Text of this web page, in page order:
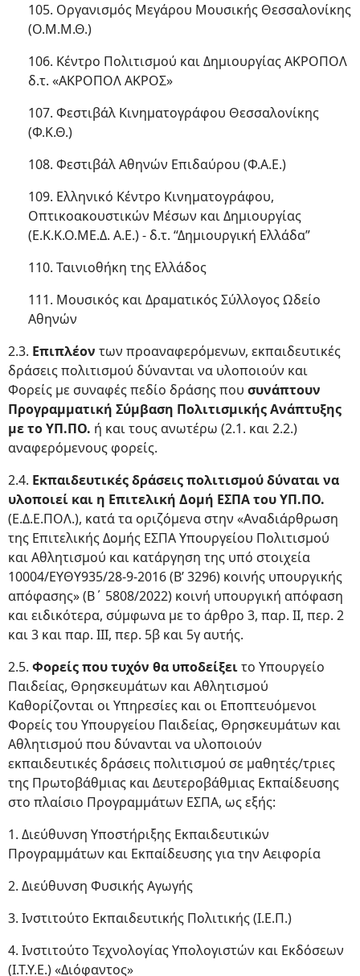
105. Οργανισμός Μεγάρου Μουσικής Θεσσαλονίκης
(Ο.Μ.Μ.Θ.)
106. Κέντρο Πολιτισμού και Δημιουργίας ΑΚΡΟΠΟΛ
δ.τ. «ΑΚΡΟΠΟΛ ΑΚΡΟΣ»
107. Φεστιβάλ Κινηματογράφου Θεσσαλονίκης
(Φ.Κ.Θ.)
108. Φεστιβάλ Αθηνών Επιδαύρου (Φ.Α.Ε.)
109. Ελληνικό Κέντρο Κινηματογράφου,
Οπτικοακουστικών Μέσων και Δημιουργίας
(Ε.Κ.Κ.Ο.ΜΕ.Δ. Α.Ε.) - δ.τ. “Δημιουργική Ελλάδα”
110. Ταινιοθήκη της Ελλάδος
111. Μουσικός και Δραματικός Σύλλογος Ωδείο
Αθηνών
2.3. Επιπλέον των προαναφερόμενων, εκπαιδευτικές
δράσεις πολιτισμού δύνανται να υλοποιούν και
Φορείς με συναφές πεδίο δράσης που συνάπτουν
Προγραμματική Σύμβαση Πολιτισμικής Ανάπτυξης
με το ΥΠ.ΠΟ. ή και τους ανωτέρω (2.1. και 2.2.)
αναφερόμενους φορείς.
2.4. Εκπαιδευτικές δράσεις πολιτισμού δύναται να
υλοποιεί και η Επιτελική Δομή ΕΣΠΑ του ΥΠ.ΠΟ.
(Ε.Δ.Ε.ΠΟΛ.), κατά τα οριζόμενα στην «Αναδιάρθρωση
της Επιτελικής Δομής ΕΣΠΑ Υπουργείου Πολιτισμού
και Αθλητισμού και κατάργηση της υπό στοιχεία
10004/ΕΥΘΥ935/28-9-2016 (Β’ 3296) κοινής υπουργικής
απόφασης» (Β΄ 5808/2022) κοινή υπουργική απόφαση
και ειδικότερα, σύμφωνα με το άρθρο 3, παρ. ΙΙ, περ. 2
και 3 και παρ. ΙΙΙ, περ. 5β και 5γ αυτής.
2.5. Φορείς που τυχόν θα υποδείξειτο Υπουργείο
Παιδείας, Θρησκευμάτων και Αθλητισμού
Καθορίζονται οι Υπηρεσίες και οι Εποπτευόμενοι
Φορείς του Υπουργείου Παιδείας, Θρησκευμάτων και
Αθλητισμού που δύνανται να υλοποιούν
εκπαιδευτικές δράσεις πολιτισμού σε μαθητές/τριες
της Πρωτοβάθμιας και Δευτεροβάθμιας Εκπαίδευσης
στο πλαίσιο Προγραμμάτων ΕΣΠΑ, ως εξής:
1. Διεύθυνση Υποστήριξης Εκπαιδευτικών
Προγραμμάτων και Εκπαίδευσης για την Αειφορία
2. Διεύθυνση Φυσικής Αγωγής
3. Ινστιτούτο Εκπαιδευτικής Πολιτικής (Ι.Ε.Π.)
4. Ινστιτούτο Τεχνολογίας Υπολογιστών και Εκδόσεων
(Ι.Τ.Υ.Ε.) «Διόφαντος»